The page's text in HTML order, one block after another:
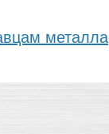
металла